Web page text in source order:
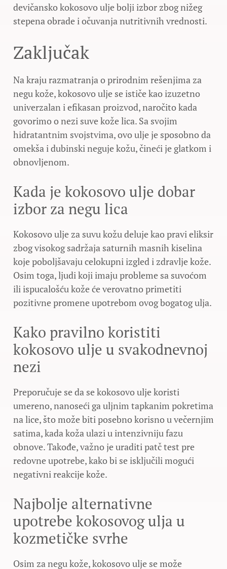
devičansko kokosovo ulje bolji izbor zbog nižeg
stepena obrade i očuvanja nutritivnih vrednosti.
Zaključak
Na kraju razmatranja o prirodnim rešenjima za
negu kože, kokosovo ulje se ističe kao izuzetno
univerzalan i efikasan proizvod, naročito kada
govorimo o nezi suve kože lica. Sa svojim
hidratantnim svojstvima, ovo ulje je sposobno da
omekša i dubinski neguje kožu, čineći je glatkom i
obnovljenom.
Kada je kokosovo ulje dobar
izbor za negu lica
Kokosovo ulje za suvu kožu deluje kao pravi eliksir
zbog visokog sadržaja saturnih masnih kiselina
koje poboljšavaju celokupni izgled i zdravlje kože.
Osim toga, ljudi koji imaju probleme sa suvoćom
ili ispucalošću kože će verovatno primetiti
pozitivne promene upotrebom ovog bogatog ulja.
Kako pravilno koristiti
kokosovo ulje u svakodnevnoj
nezi
Preporučuje se da se kokosovo ulje koristi
umereno, nanoseći ga uljnim tapkanim pokretima
na lice, što može biti posebno korisno u večernjim
satima, kada koža ulazi u intenzivniju fazu
obnove. Takođe, važno je uraditi patč test pre
redovne upotrebe, kako bi se isključili mogući
negativni reakcije kože.
Najbolje alternativne
upotrebe kokosovog ulja u
kozmetičke svrhe
Osim za negu kože, kokosovo ulje se može